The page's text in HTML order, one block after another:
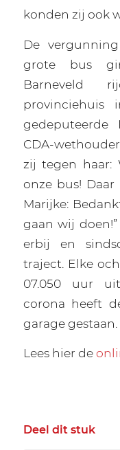
konden zij ook
De
grote bus
Barneveld
gedeputeerde
CDA-
zij tegen haar:
onze bus!
Marijke:
gaan wij
erbij en
traject. Elke
07.050 uur
corona heeft
garage gestaan.
Lees hier de
Deel dit stuk